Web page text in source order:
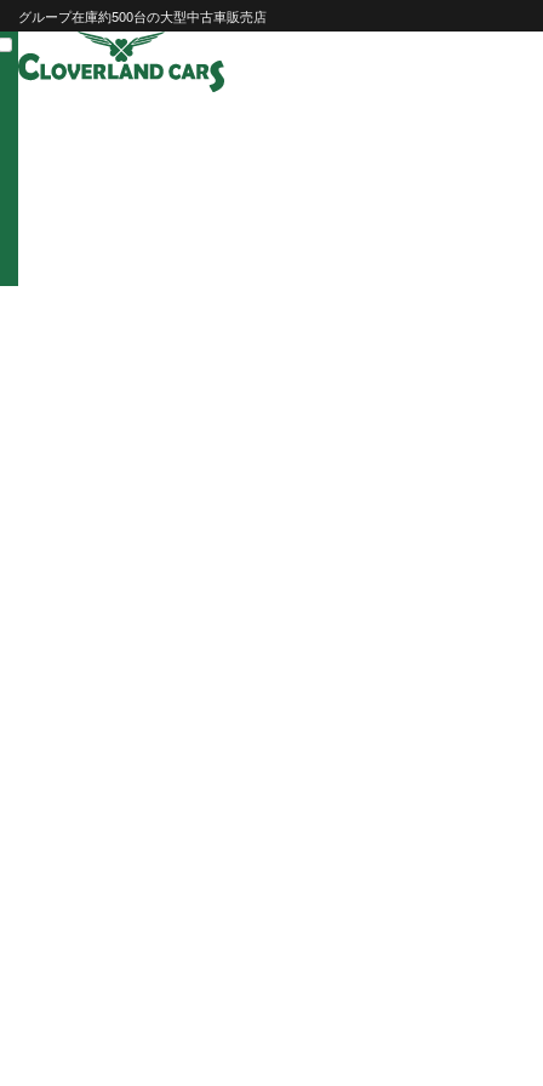
Skip
to
content
グループ在庫約500台の大型中古車販売店